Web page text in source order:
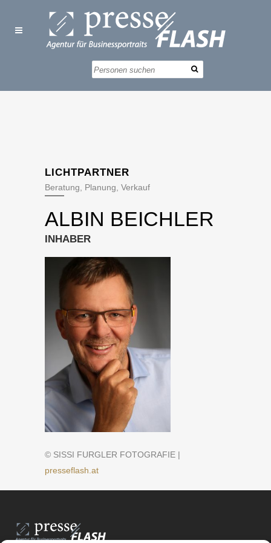
LICHTPARTNER
Beratung, Planung, Verkauf
ALBIN BEICHLER
INHABER
© SISSI FURGLER FOTOGRAFIE |
presseflash.at